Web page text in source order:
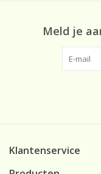
Meld je
Klantenservice